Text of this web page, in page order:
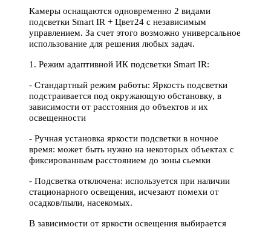
Камеры оснащаются одновременно 2 видами
подсветки Smart IR + Цвет24 c независимым
управлением. За счет этого возможно универсальное
использование для решения любых задач.
1. Режим адаптивной ИК подсветки Smart IR:
- Стандартный режим работы: Яркость подсветки
подстраивается под окружающую обстановку, в
зависимости от расстояния до объектов и их
освещенности
- Ручная установка яркости подсветки в ночное
время: может быть нужно на некоторых объектах с
фиксированным расстоянием до зоны сьемки
- Подсветка отключена: используется при наличии
стационарного освещения, исчезают помехи от
осадков/пыли, насекомых.
В зависимости от яркости освещения выбирается